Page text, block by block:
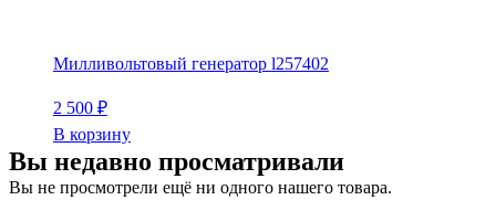
Милливольтовый генератор l257402
2 500 ₽
В корзину
Вы недавно просматривали
Вы не просмотрели ещё ни одного нашего товара.